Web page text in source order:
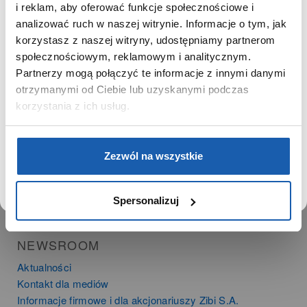
i reklam, aby oferować funkcje społecznościowe i
analizować ruch w naszej witrynie. Informacje o tym, jak
korzystasz z naszej witryny, udostępniamy partnerom
społecznościowym, reklamowym i analitycznym.
Partnerzy mogą połączyć te informacje z innymi danymi
otrzymanymi od Ciebie lub uzyskanymi podczas
korzystania z ich usług.
Zezwól na wszystkie
Spersonalizuj
Zgoda na ciasteczka
PRODUKTY
Zegarki
Instrumenty muzyczne
Kalkulatory
SIECI SPRZEDAŻY
Time Trend
NEWSROOM
Aktualności
Kontakt dla mediów
Informacje firmowe i dla akcjonariuszy Zibi S.A.
SZANOWNY UŻYTKOWNIKU,
SZANOWNA UŻYTKOWNICZKO
Używamy plików cookie w celach analitycznych,
statystycznych i marketingowych, w tym aby analizować
ruch w tej witrynie, optymalizować jej działanie oraz
zapamiętywać Twoje preferencje.